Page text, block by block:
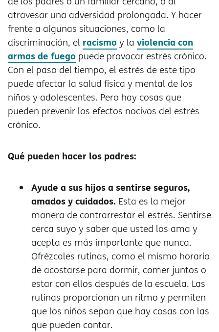
atravesar una adversidad prolongada. Y hacer
frente a algunas situaciones, como la
discriminación, el racismoy la violencia con
armas de fuego puede provocar estrés crónico.
Con el paso del tiempo, el estrés de este tipo
puede afectar la salud física y mental de los
niños y adolescentes. Pero hay cosas que
pueden prevenir los efectos nocivos del estrés
crónico.
Qué pueden hacer los padres:
Ayude a sus hijos a sentirse seguros,
amados y cuidados. Esta es la mejor
manera de contrarrestar el estrés. Sentirse
cerca suyo y saber que usted los ama y
acepta es más importante que nunca.
Ofrézcales rutinas, como el mismo horario
de acostarse para dormir, comer juntos o
estar con ellos después de la escuela. Las
rutinas proporcionan un ritmo y permiten
que los niños sepan que hay cosas con las
que pueden contar.